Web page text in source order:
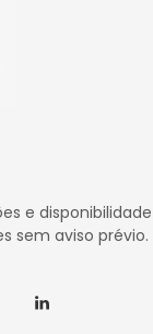
e
sem aviso prévio.
Linkedin